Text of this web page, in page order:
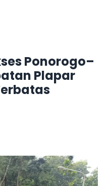
Ponorogo–
Plapar